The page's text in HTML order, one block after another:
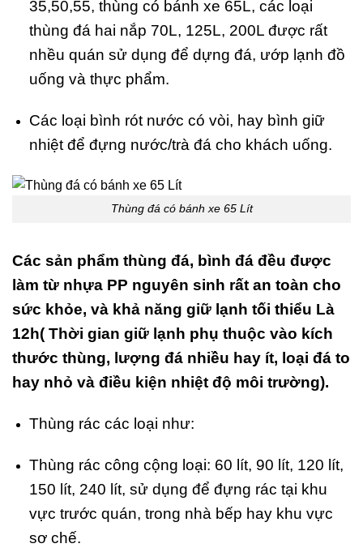
35,50,55, thùng có bánh xe 65L, các loại
thùng đá hai nắp 70L, 125L, 200L được rất
nhều quán sử dụng để dựng đá, ướp lạnh đồ
uống và thực phẩm.
Các loại bình rót nước có vòi, hay bình giữ
nhiệt để đựng nước/trà đá cho khách uống.
Thùng đá có bánh xe 65 Lít
Các sản phẩm thùng đá, bình đá đều được
làm từ nhựa PP nguyên sinh rất an toàn cho
sức khỏe, và khả năng giữ lạnh tối thiểu Là
12h( Thời gian giữ lạnh phụ thuộc vào kích
thước thùng, lượng đá nhiều hay ít, loại đá to
hay nhỏ và điều kiện nhiệt độ môi trường).
Thùng rác các loại như:
Thùng rác công cộng loại: 60 lít, 90 lít, 120 lít,
150 lít, 240 lít, sử dụng để đựng rác tại khu
vực trước quán, trong nhà bếp hay khu vực
sơ chế.